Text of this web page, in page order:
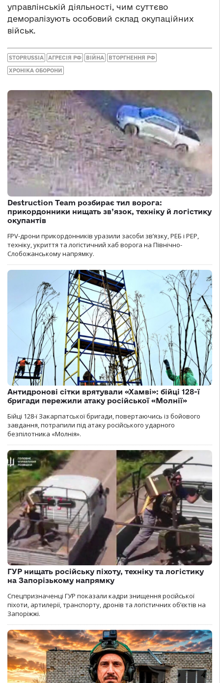
управлінській діяльності, чим суттєво
деморалізують особовий склад окупаційних
військ.
STOPRUSSIA АГРЕСІЯ РФ ВІЙНА ВТОРГНЕННЯ РФ
ХРОНІКА ОБОРОНИ
Destruction Team розбирає тил ворога:
прикордонники нищать зв’язок, техніку й логістику
окупантів
FPV-дрони прикордонників уразили засоби зв’язку, РЕБ і РЕР,
техніку, укриття та логістичний хаб ворога на Північно-
Слобожанському напрямку.
Антидронові сітки врятували «Хамві»: бійці 128-ї
бригади пережили атаку російської «Молнії»
Бійці 128-ї Закарпатської бригади, повертаючись із бойового
завдання, потрапили під атаку російського ударного
безпілотника «Молнія».
ГУР нищать російську піхоту, техніку та логістику
на Запорізькому напрямку
Спецпризначенці ГУР показали кадри знищення російської
піхоти, артилерії, транспорту, дронів та логістичних об’єктів на
Запоріжжі.